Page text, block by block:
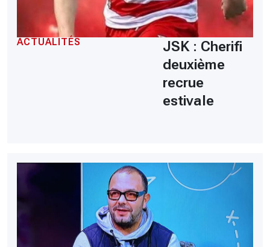
ACTUALITÉS
JSK : Cherifi
deuxième
recrue
estivale